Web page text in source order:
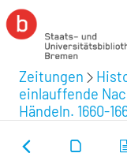
Zeitungen
einlauffende
Händeln. 1660-